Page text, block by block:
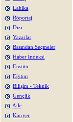
Lahika
Röportaj
Dizi
Yazarlar
Basından Seçmeler
Haber İndeksi
Enstitü
Eğitim
Bilişim - Teknik
Gençlik
Aile
Kariyer